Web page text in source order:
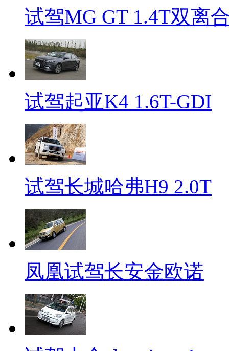
试驾MG GT 1.4T双离
试驾起亚K4 1.6T-GDI
试驾长城哈弗H9 2.0T
凤凰试驾长安金欧诺